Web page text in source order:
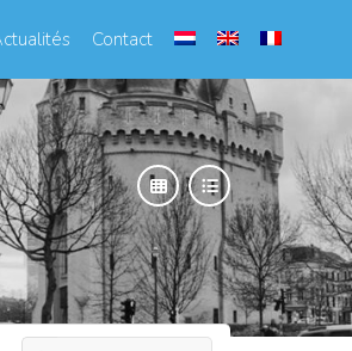
Contact